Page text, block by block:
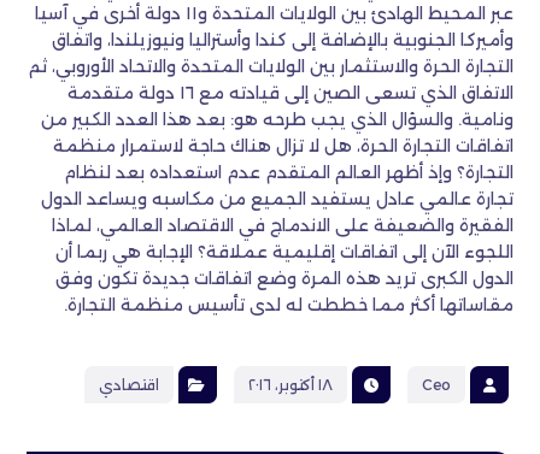
عبر المحيط الهادئ بين الولايات المتحدة و١١ دولة أخرى في آسيا
وأميركا الجنوبية بالإضافة إلى كندا وأستراليا ونيوزيلندا، واتفاق
التجارة الحرة والاستثمار بين الولايات المتحدة والاتحاد الأوروبي، ثم
الاتفاق الذي تسعى الصين إلى قيادته مع ١٦ دولة متقدمة
ونامية. والسؤال الذي يجب طرحه هو: بعد هذا العدد الكبير من
اتفاقات التجارة الحرة، هل لا تزال هناك حاجة لاستمرار منظمة
التجارة؟ وإذ أظهر العالم المتقدم عدم استعداده بعد لنظام
تجارة عالمي عادل يستفيد الجميع من مكاسبه ويساعد الدول
الفقيرة والضعيفة على الاندماج في الاقتصاد العالمي، لماذا
اللجوء الآن إلى اتفاقات إقليمية عملاقة؟ الإجابة هي ربما أن
الدول الكبرى تريد هذه المرة وضع اتفاقات جديدة تكون وفق
مقاساتها أكثر مما خططت له لدى تأسيس منظمة التجارة.
Ceo ١٨ أكتوبر، ٢٠١٦ اقتصادي